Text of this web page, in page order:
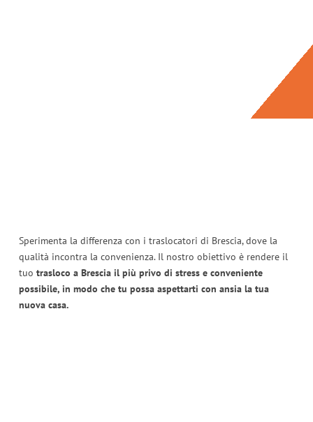
Sperimenta la differenza con i traslocatori di Brescia, dove la
qualità incontra la convenienza. Il nostro obiettivo è rendere il
tuo trasloco a Brescia il più privo di stress e conveniente
possibile, in modo che tu possa aspettarti con ansia la tua
nuova casa.